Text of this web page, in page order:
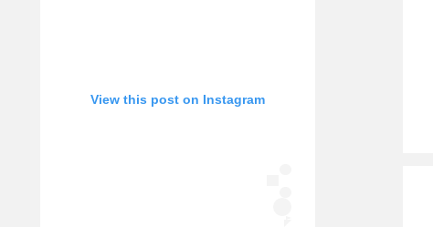
View this post on Instagram